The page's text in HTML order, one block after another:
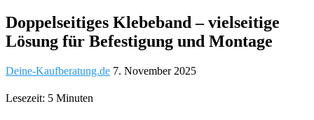
Doppelseitiges Klebeband – vielseitige
Lösung für Befestigung und Montage
Deine-Kaufberatung.de 7. November 2025
Lesezeit: 5 Minuten